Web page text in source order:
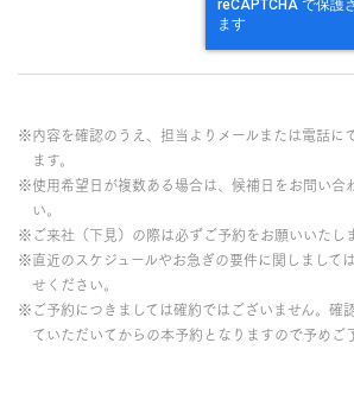
※内容を確認のうえ、担当よりメールまたは電話に
ます。
※使用希望日が複数ある場合は、候補日をお問い合
い。
※ご来社（下見）の際は必ずご予約をお願いいたしま
※直近のスケジュールやお急ぎの要件に関しまして
せください。
※ご予約につきましては確約ではございません。確
ていただいてからの本予約となりますので予めご